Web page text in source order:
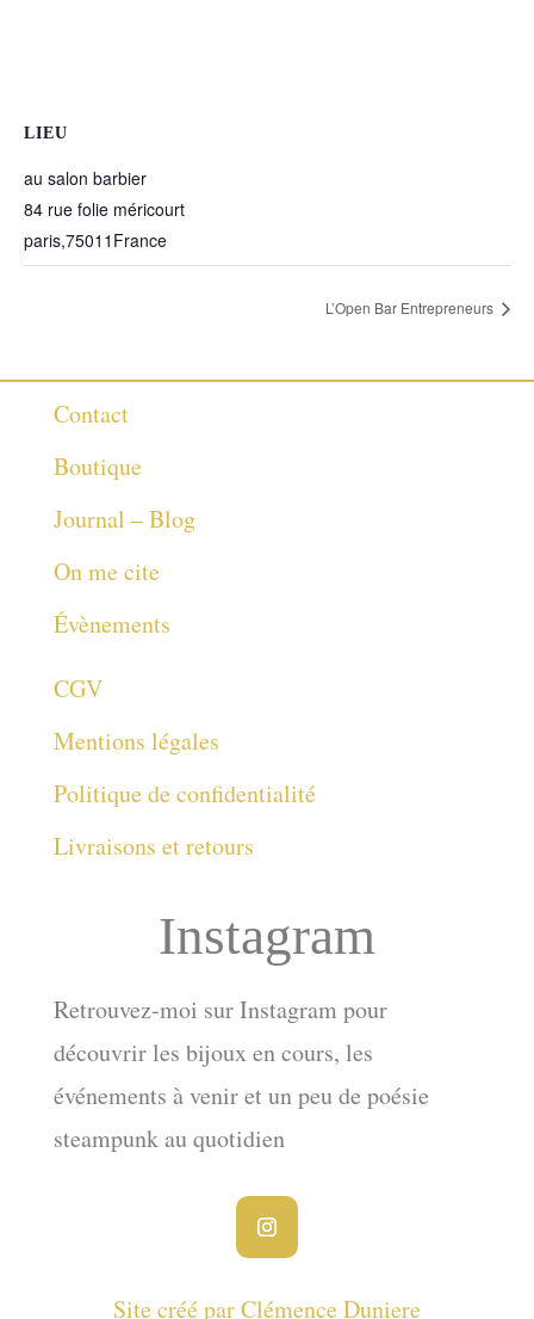
LIEU
au salon barbier
84 rue folie méricourt
paris,75011 France
L’Open Bar Entrepreneurs
Contact
Boutique
Journal – Blog
On me cite
Évènements
CGV
Mentions légales
Politique de confidentialité
Livraisons et retours
Instagram
Retrouvez-moi sur Instagram pour
découvrir les bijoux en cours, les
événements à venir et un peu de poésie
steampunk au quotidien
Site créé par Clémence Duniere